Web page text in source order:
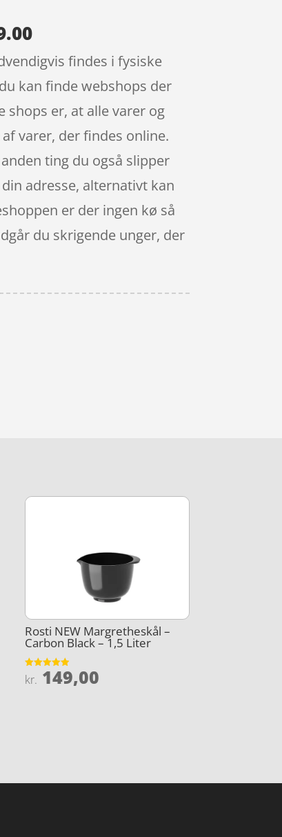
findes i fysiske
kan finde webshops der
er, at alle varer og
varer, der findes online.
ting du også slipper
adresse, alternativt kan
er der ingen kø så
du skrigende unger, der
Rosti NEW Margretheskål –
Carbon Black – 1,5 Liter
Vurderet
4.9
kr. 149,00